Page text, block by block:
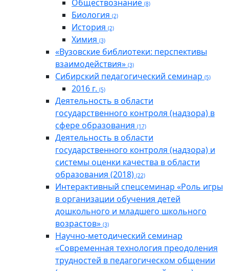
Обществознание (8)
Биология (2)
История (2)
Химия (3)
«Вузовские библиотеки: перспективы
взаимодействия» (3)
Cибирский педагогический семинар (5)
2016 г. (5)
Деятельность в области
государственного контроля (надзора) в
сфере образования (17)
Деятельность в области
государственного контроля (надзора) и
системы оценки качества в области
образования (2018) (22)
Интерактивный спецсеминар «Роль игры
в организации обучения детей
дошкольного и младшего школьного
возрастов» (3)
Научно-методический семинар
«Современная технология преодоления
трудностей в педагогическом общении